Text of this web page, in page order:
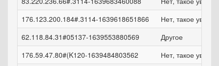
176.123.200.184#.3114-1639618651866
Нет, такое
62.118.84.31#05137-1639553880569
Другое
176.59.47.80#(K120-1639484803562
Нет, такое